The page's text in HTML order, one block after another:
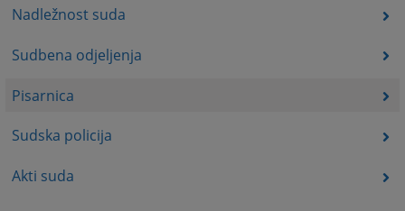
Nadležnost suda
Sudbena odjeljenja
Pisarnica
Sudska policija
Akti suda